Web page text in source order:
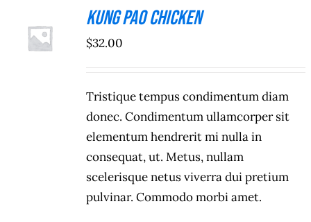
ADICIONAR
/
Kung Pao Chicken
$32.00
Tristique tempus condimentum diam
donec. Condimentum ullamcorper sit
elementum hendrerit mi nulla in
consequat, ut. Metus, nullam
scelerisque netus viverra dui pretium
pulvinar. Commodo morbi amet.